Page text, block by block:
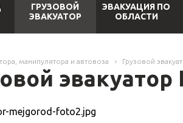
ГРУЗОВОЙ
ЭВАКУАТОР
ЭВАКУАЦИЯ ПО
ОБЛАСТИ
манипулятора и автовоза Грузовой
эвакуатор